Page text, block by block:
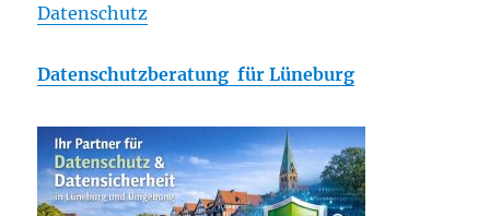
Datenschutz
Datenschutzberatung für Lüneburg